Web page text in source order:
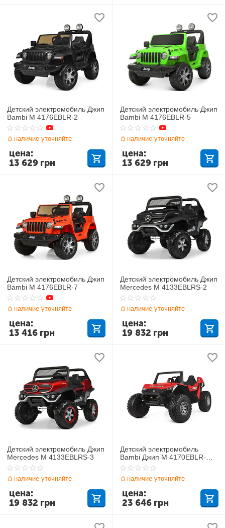
Детский электромобиль Джип
Bambi M 4176EBLR-2
наличие уточняйте
13 629 грн
цена:
Детский электромобиль Джип
Bambi M 4176EBLR-5
наличие уточняйте
13 629 грн
цена:
Детский электромобиль Джип
Bambi M 4176EBLR-7
наличие уточняйте
13 416 грн
цена:
Детский электромобиль Джип
Mercedes M 4133EBLRS-2
наличие уточняйте
19 832 грн
цена:
Детский электромобиль Джип
Mercedes M 4133EBLRS-3
наличие уточняйте
19 832 грн
цена:
Детский электромобиль
Bambi Джип M 4170EBLR-
3(24V)
наличие уточняйте
23 646 грн
цена: